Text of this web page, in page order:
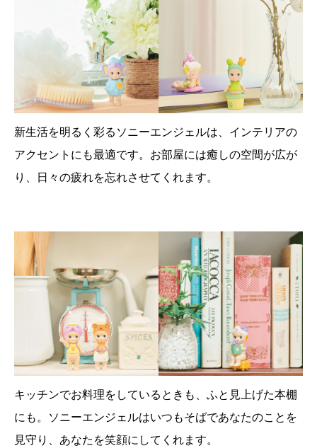
新生活を明るく彩るソニーエンジェルは、インテリアの
アクセントにも最適です。お部屋には癒しの空間が広が
り、日々の疲れを忘れさせてくれます。
キッチンでお料理をしているときも、ふと見上げた本棚
にも。ソニーエンジェルはいつもそばであなたのことを
見守り、あなたを笑顔にしてくれます。